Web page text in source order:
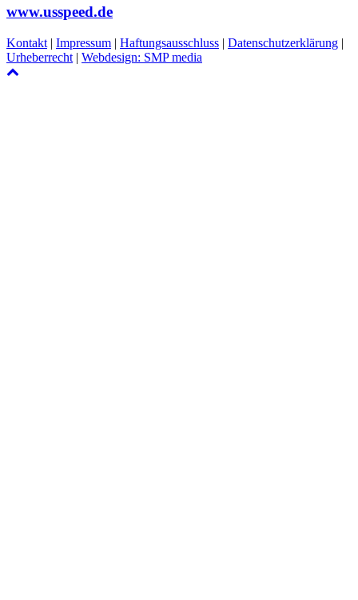
www.usspeed.de
Kontakt | Impressum | Haftungsausschluss | Datenschutzerklärung |
Urheberrecht | Webdesign: SMP media